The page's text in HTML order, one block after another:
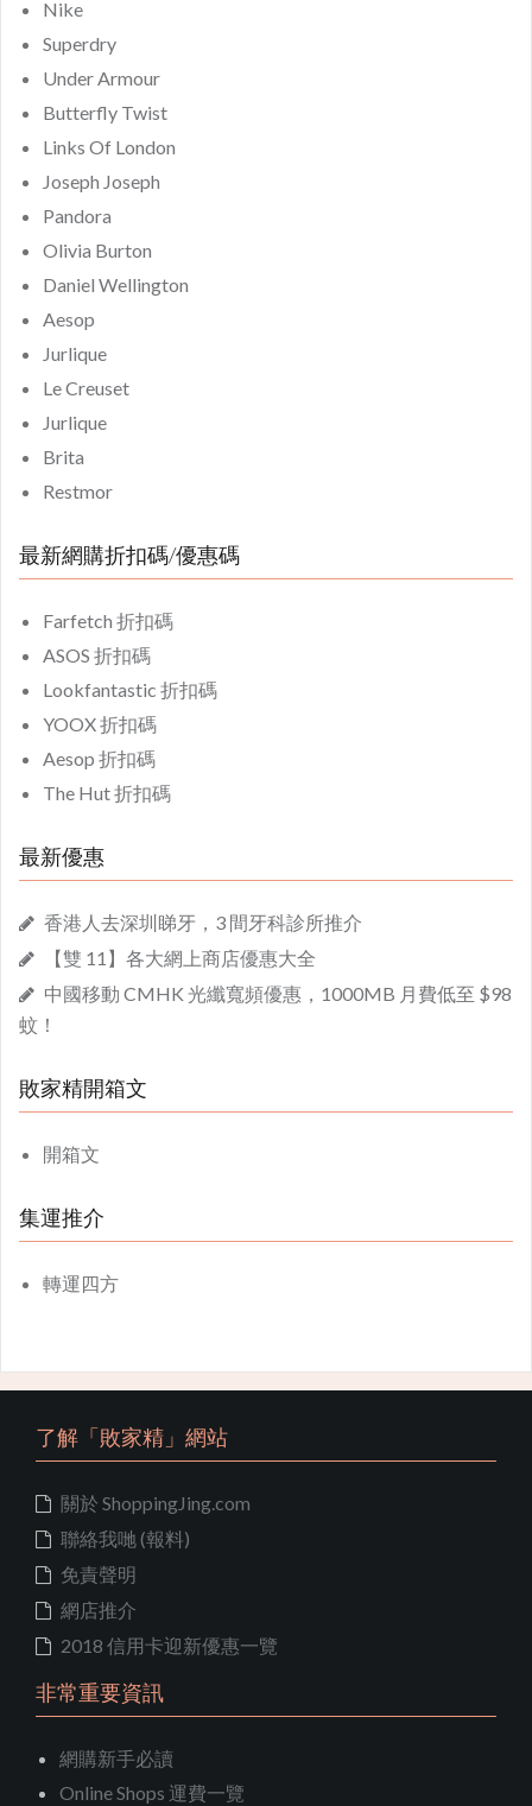
Nike
Superdry
Under Armour
Butterfly Twist
Links Of London
Joseph Joseph
Pandora
Olivia Burton
Daniel Wellington
Aesop
Jurlique
Le Creuset
Jurlique
Brita
Restmor
最新網購折扣碼/優惠碼
Farfetch 折扣碼
ASOS 折扣碼
Lookfantastic 折扣碼
YOOX 折扣碼
Aesop 折扣碼
The Hut 折扣碼
最新優惠
香港人去深圳睇牙，3 間牙科診所推介
【雙 11】各大網上商店優惠大全
中國移動 CMHK 光纖寬頻優惠，1000MB 月費低至 $98
蚊！
敗家精開箱文
開箱文
集運推介
轉運四方
了解「敗家精」網站
關於 ShoppingJing.com
聯絡我哋 (報料)
免責聲明
網店推介
2018 信用卡迎新優惠一覽
非常重要資訊
網購新手必讀
Online Shops 運費一覽